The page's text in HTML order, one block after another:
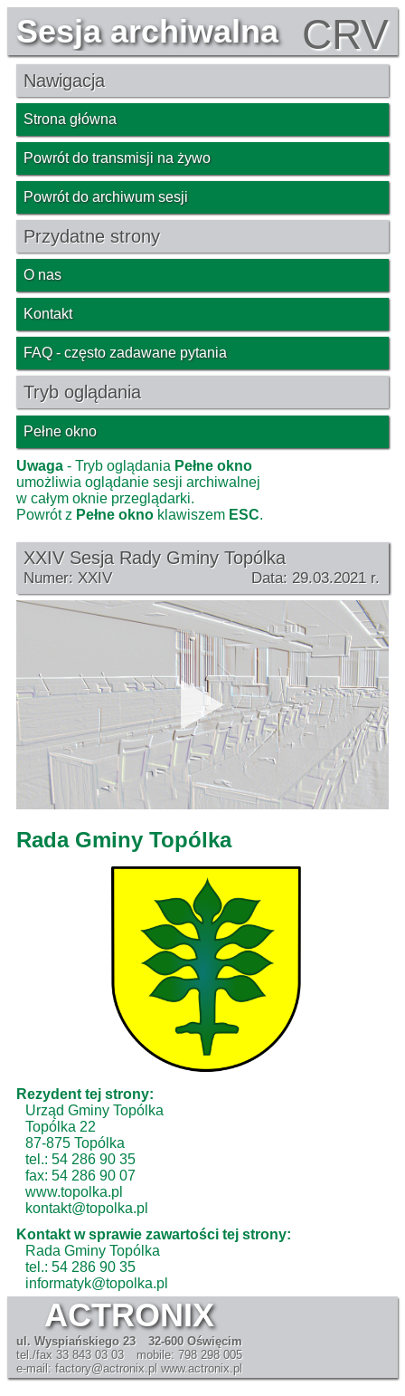
Sesja archiwalna CRV
Nawigacja
Strona główna
Powrót do transmisji na żywo
Powrót do archiwum sesji
Przydatne strony
O nas
Kontakt
FAQ - często zadawane pytania
Tryb oglądania
Pełne okno
Uwaga - Tryb oglądania Pełne okno
umożliwia oglądanie sesji archiwalnej
w całym oknie przeglądarki.
Powrót z Pełne okno klawiszem ESC.
XXIV Sesja Rady Gminy Topólka
Numer: XXIV Data: 29.03.2021 r.
Rada Gminy Topólka
Rezydent tej strony:
Urząd Gminy Topólka
Topólka 22
87-875 Topólka
tel.: 54 286 90 35
fax: 54 286 90 07
www.topolka.pl
kontakt@topolka.pl
Kontakt w sprawie zawartości tej strony:
Rada Gminy Topólka
tel.: 54 286 90 35
informatyk@topolka.pl
ACTRONIX
ul. Wyspiańskiego 23
tel./fax 33 843 03 03
e-mail: factory@actronix.pl
32-600 Oświęcim
mobile: 798 298 005
www.actronix.pl